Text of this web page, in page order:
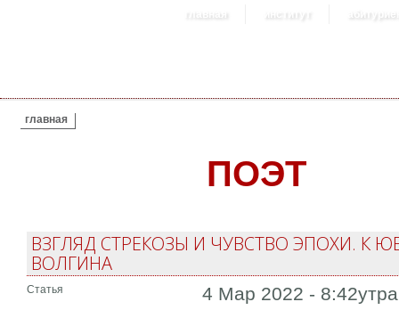
главная институт
ВЫ ЗДЕСЬ
главная
ПОЭТ
ВЗГЛЯД СТРЕКОЗЫ И ЧУВСТВО ЭПОХИ. К
ВОЛГИНА
Статья 4 Мар 2022 - 8:42утра